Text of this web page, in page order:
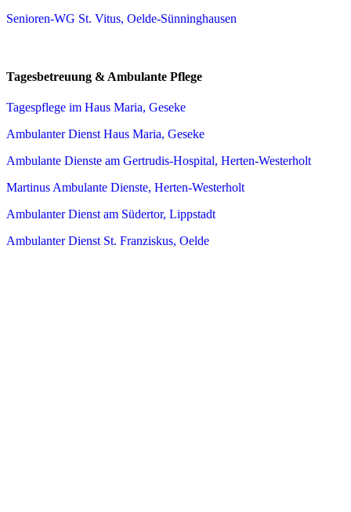
Senioren-WG St. Vitus, Oelde-Sünninghausen
Tagesbetreuung & Ambulante Pflege
Tagespflege im Haus Maria, Geseke
Ambulanter Dienst Haus Maria, Geseke
Ambulante Dienste am Gertrudis-Hospital, Herten-Westerholt
Martinus Ambulante Dienste, Herten-Westerholt
Ambulanter Dienst am Südertor, Lippstadt
Ambulanter Dienst St. Franziskus, Oelde